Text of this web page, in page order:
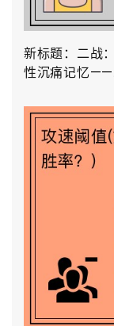
新标题：二战
性沉痛记忆